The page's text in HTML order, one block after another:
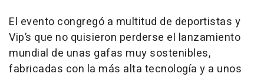
El evento congregó a multitud de deportistas y
Vip’s que no quisieron perderse el lanzamiento
mundial de unas gafas muy sostenibles,
fabricadas con la más alta tecnología y a unos